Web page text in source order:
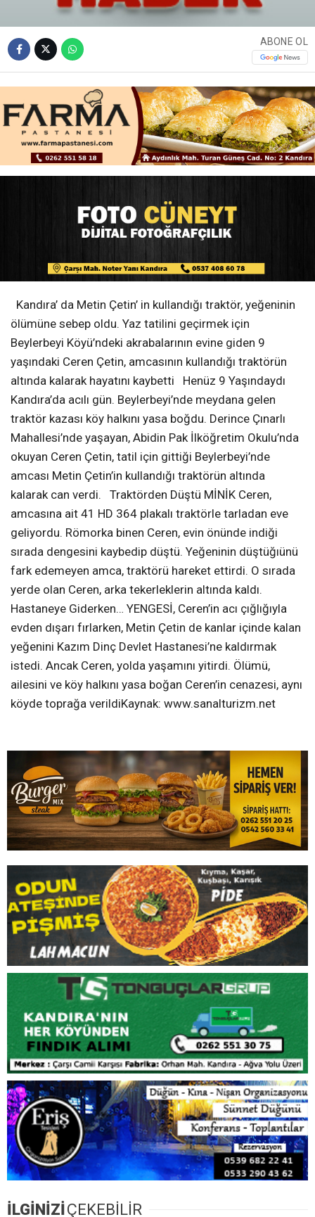
ABONE OL
Kandıra’ da Metin Çetin’ in kullandığı traktör, yeğeninin
ölümüne sebep oldu. Yaz tatilini geçirmek için
Beylerbeyi Köyü’ndeki akrabalarının evine giden 9
yaşındaki Ceren Çetin, amcasının kullandığı traktörün
altında kalarak hayatını kaybetti Henüz 9 Yaşındaydı
Kandıra’da acılı gün. Beylerbeyi’nde meydana gelen
traktör kazası köy halkını yasa boğdu. Derince Çınarlı
Mahallesi’nde yaşayan, Abidin Pak İlköğretim Okulu’nda
okuyan Ceren Çetin, tatil için gittiği Beylerbeyi’nde
amcası Metin Çetin’in kullandığı traktörün altında
kalarak can verdi. Traktörden Düştü MİNİK Ceren,
amcasına ait 41 HD 364 plakalı traktörle tarladan eve
geliyordu. Römorka binen Ceren, evin önünde indiği
sırada dengesini kaybedip düştü. Yeğeninin düştüğıünü
fark edemeyen amca, traktörü hareket ettirdi. O sırada
yerde olan Ceren, arka tekerleklerin altında kaldı.
Hastaneye Giderken… YENGESİ, Ceren’in acı çığlığıyla
evden dışarı fırlarken, Metin Çetin de kanlar içinde kalan
yeğenini Kazım Dinç Devlet Hastanesi’ne kaldırmak
istedi. Ancak Ceren, yolda yaşamını yitirdi. Ölümü,
ailesini ve köy halkını yasa boğan Ceren’in cenazesi, aynı
köyde toprağa verildiKaynak: www.sanalturizm.net
İLGİNİZİ ÇEKEBİLİR